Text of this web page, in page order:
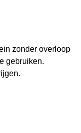
zonder overloop
gebruiken.